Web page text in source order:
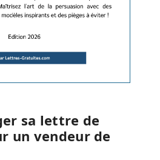
sa lettre de
un vendeur de